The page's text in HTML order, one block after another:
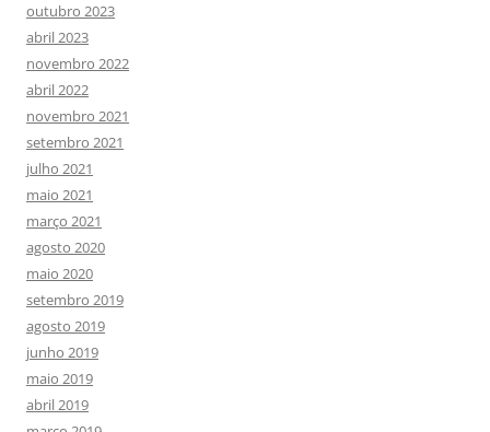
outubro 2023
abril 2023
novembro 2022
abril 2022
novembro 2021
setembro 2021
julho 2021
maio 2021
março 2021
agosto 2020
maio 2020
setembro 2019
agosto 2019
junho 2019
maio 2019
abril 2019